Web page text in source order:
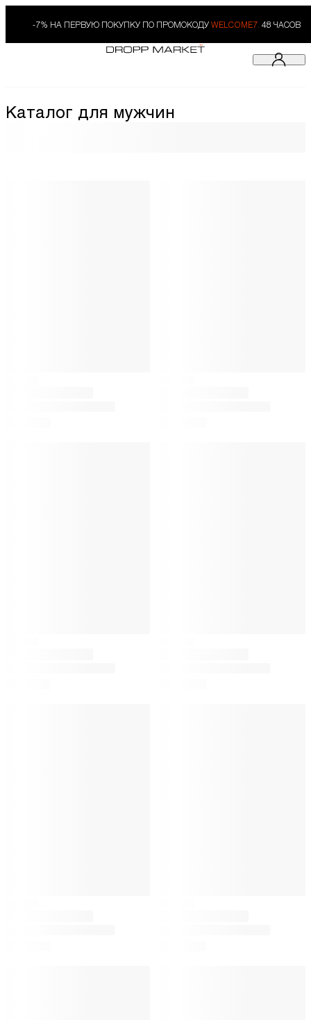
-7% НА ПЕРВУЮ ПОКУПКУ ПО ПРОМОКОДУ WELCOME7. 48 ЧАСОВ
Каталог для мужчин